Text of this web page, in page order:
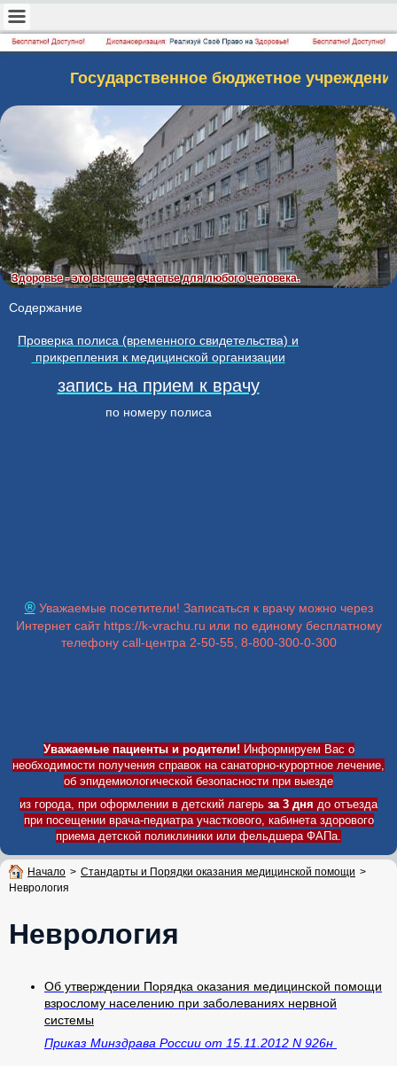
Государственное бюджетное
Здоровье - это высшее счастье для любого человека.
Содержание
Проверка полиса (временного свидетельства) и
прикрепления к медицинской организации
запись на прием к врачу
по номеру полиса
® Уважаемые посетители! Записаться к врачу можно через
Интернет сайт https://k-vrachu.ru или по единому бесплатному
телефону call-центра 2-50-55, 8-800-300-0-300
Уважаемыепациенты и родители! Информируем Вас о
необходимости получения справок на санаторно-курортное лечение,
об эпидемиологической безопасности при выезде
из города, при оформлении в детский лагерь за 3 дня до отъезда
при посещении врача-педиатра участкового, кабинета здорового
приема детской поликлиники или фельдшера ФАПа.
Начало > Стандарты и Порядки оказания медицинской помощи >
Неврология
Неврология
Об утверждении Порядка оказания медицинской помощи
взрослому населению при заболеваниях нервной
системы
Приказ Минздрава России от 15.11.2012 N 926н